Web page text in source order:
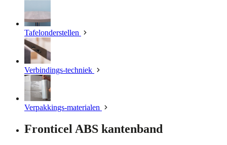
Tafelonderstellen
Verbindings-techniek
Verpakkings-materialen
Fronticel ABS kantenband